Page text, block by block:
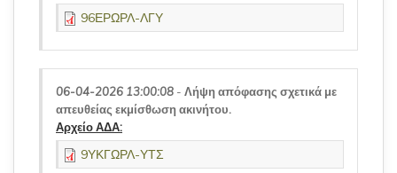
96ΕΡΩΡΛ-ΛΓΥ
06-04-2026 13:00:08 - Λήψη απόφασης σχετικά με
απευθείας εκμίσθωση ακινήτου.
Αρχείο ΑΔΑ:
9ΥΚΓΩΡΛ-ΥΤΣ